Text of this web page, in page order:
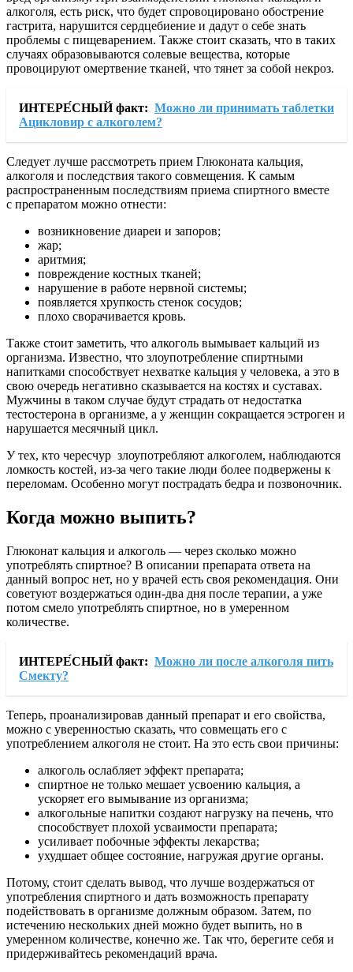
алкоголя, есть риск, что будет спровоцировано обострение
гастрита, нарушится сердцебиение и дадут о себе знать
проблемы с пищеварением. Также стоит сказать, что в таких
случаях образовываются солевые вещества, которые
провоцируют омертвение тканей, что тянет за собой некроз.
ИНТЕРЕ́СНЫЙ факт: Можно ли принимать таблетки
Ацикловир с алкоголем?
Следует лучше рассмотреть прием Глюконата кальция,
алкоголя и последствия такого совмещения. К самым
распространенным последствиям приема спиртного вместе
с препаратом можно отнести:
возникновение диареи и запоров;
жар;
аритмия;
повреждение костных тканей;
нарушение в работе нервной системы;
появляется хрупкость стенок сосудов;
плохо сворачивается кровь.
Также стоит заметить, что алкоголь вымывает кальций из
организма. Известно, что злоупотребление спиртными
напитками способствует нехватке кальция у человека, а это в
свою очередь негативно сказывается на костях и суставах.
Мужчины в таком случае будут страдать от недостатка
тестостерона в организме, а у женщин сокращается эстроген и
нарушается месячный цикл.
У тех, кто чересчур злоупотребляют алкоголем, наблюдаются
ломкость костей, из-за чего такие люди более подвержены к
переломам. Особенно могут пострадать бедра и позвоночник.
Когда можно выпить?
Глюконат кальция и алкоголь — через сколько можно
употреблять спиртное? В описании препарата ответа на
данный вопрос нет, но у врачей есть своя рекомендация. Они
советуют воздержаться один-два дня после терапии, а уже
потом смело употреблять спиртное, но в умеренном
количестве.
ИНТЕРЕ́СНЫЙ факт: Можно ли после алкоголя пить
Смекту?
Теперь, проанализировав данный препарат и его свойства,
можно с уверенностью сказать, что совмещать его с
употреблением алкоголя не стоит. На это есть свои причины:
алкоголь ослабляет эффект препарата;
спиртное не только мешает усвоению кальция, а
ускоряет его вымывание из организма;
алкогольные напитки создают нагрузку на печень, что
способствует плохой усваимости препарата;
усиливает побочные эффекты лекарства;
ухудшает общее состояние, нагружая другие органы.
Потому, стоит сделать вывод, что лучше воздержаться от
употребления спиртного и дать возможность препарату
подействовать в организме должным образом. Затем, по
истечению нескольких дней можно будет выпить, но в
умеренном количестве, конечно же. Так что, берегите себя и
придерживайтесь рекомендаций врача.